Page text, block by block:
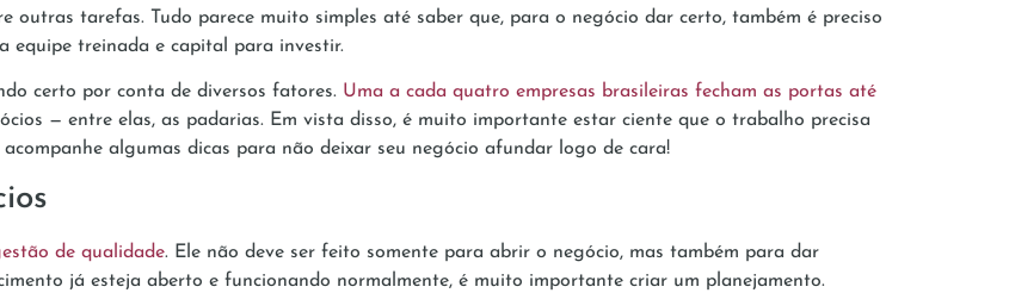
outras tarefas. Tudo parece muito simples até saber que, para o negócio dar certo, também é preciso
equipe treinada e capital para investir.
certo por conta de diversos fatores. Uma a cada quatro empresas brasileiras fecham as portas até
— entre elas, as padarias. Em vista disso, é muito importante estar ciente que o trabalho precisa
algumas dicas para não deixar seu negócio afundar logo de cara!
de qualidade. Ele não deve ser feito somente para abrir o negócio, mas também para dar
já esteja aberto e funcionando normalmente, é muito importante criar um planejamento.